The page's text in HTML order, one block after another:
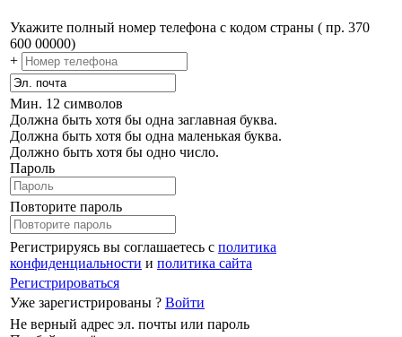
Укажите полный номер телефона с кодом страны ( пр. 370
600 00000)
+
Мин. 12 символов
Должна быть хотя бы одна заглавная буква.
Должна быть хотя бы одна маленькая буква.
Должно быть хотя бы одно число.
Пароль
Повторите пароль
Регистрируясь вы соглашаетесь с политика
конфиденциальности и политика сайта
Регистрироваться
Уже зарегистрированы ? Войти
Не верный адрес эл. почты или пароль